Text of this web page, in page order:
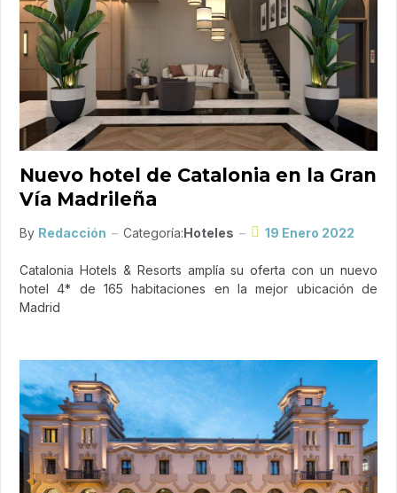
Nuevo hotel de Catalonia en la Gran
Vía Madrileña
By Redacción Categoría:Hoteles 19 Enero 2022
Catalonia Hotels & Resorts amplía su oferta con un nuevo
hotel 4* de 165 habitaciones en la mejor ubicación de
Madrid